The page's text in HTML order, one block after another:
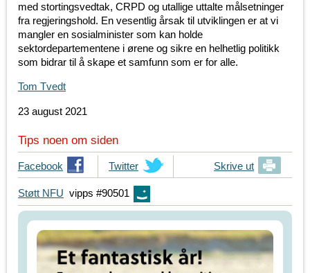
med stortingsvedtak, CRPD og utallige uttalte målsetninger
fra regjeringshold. En vesentlig årsak til utviklingen er at vi
mangler en sosialminister som kan holde
sektordepartementene i ørene og sikre en helhetlig politikk
som bidrar til å skape et samfunn som er for alle.
Tom Tvedt
23 august 2021
Tips noen om siden
T
i
p
s
Facebook
T
i
p
s
i
n
Twitter Skrive ut
Støtt NFU vipps #90501